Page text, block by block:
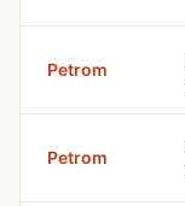
Petrom
Petrom